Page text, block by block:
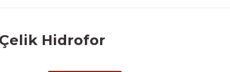
Çelik Hidrofor